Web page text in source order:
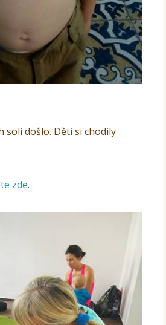
solí došlo. Děti si chodily
zde.